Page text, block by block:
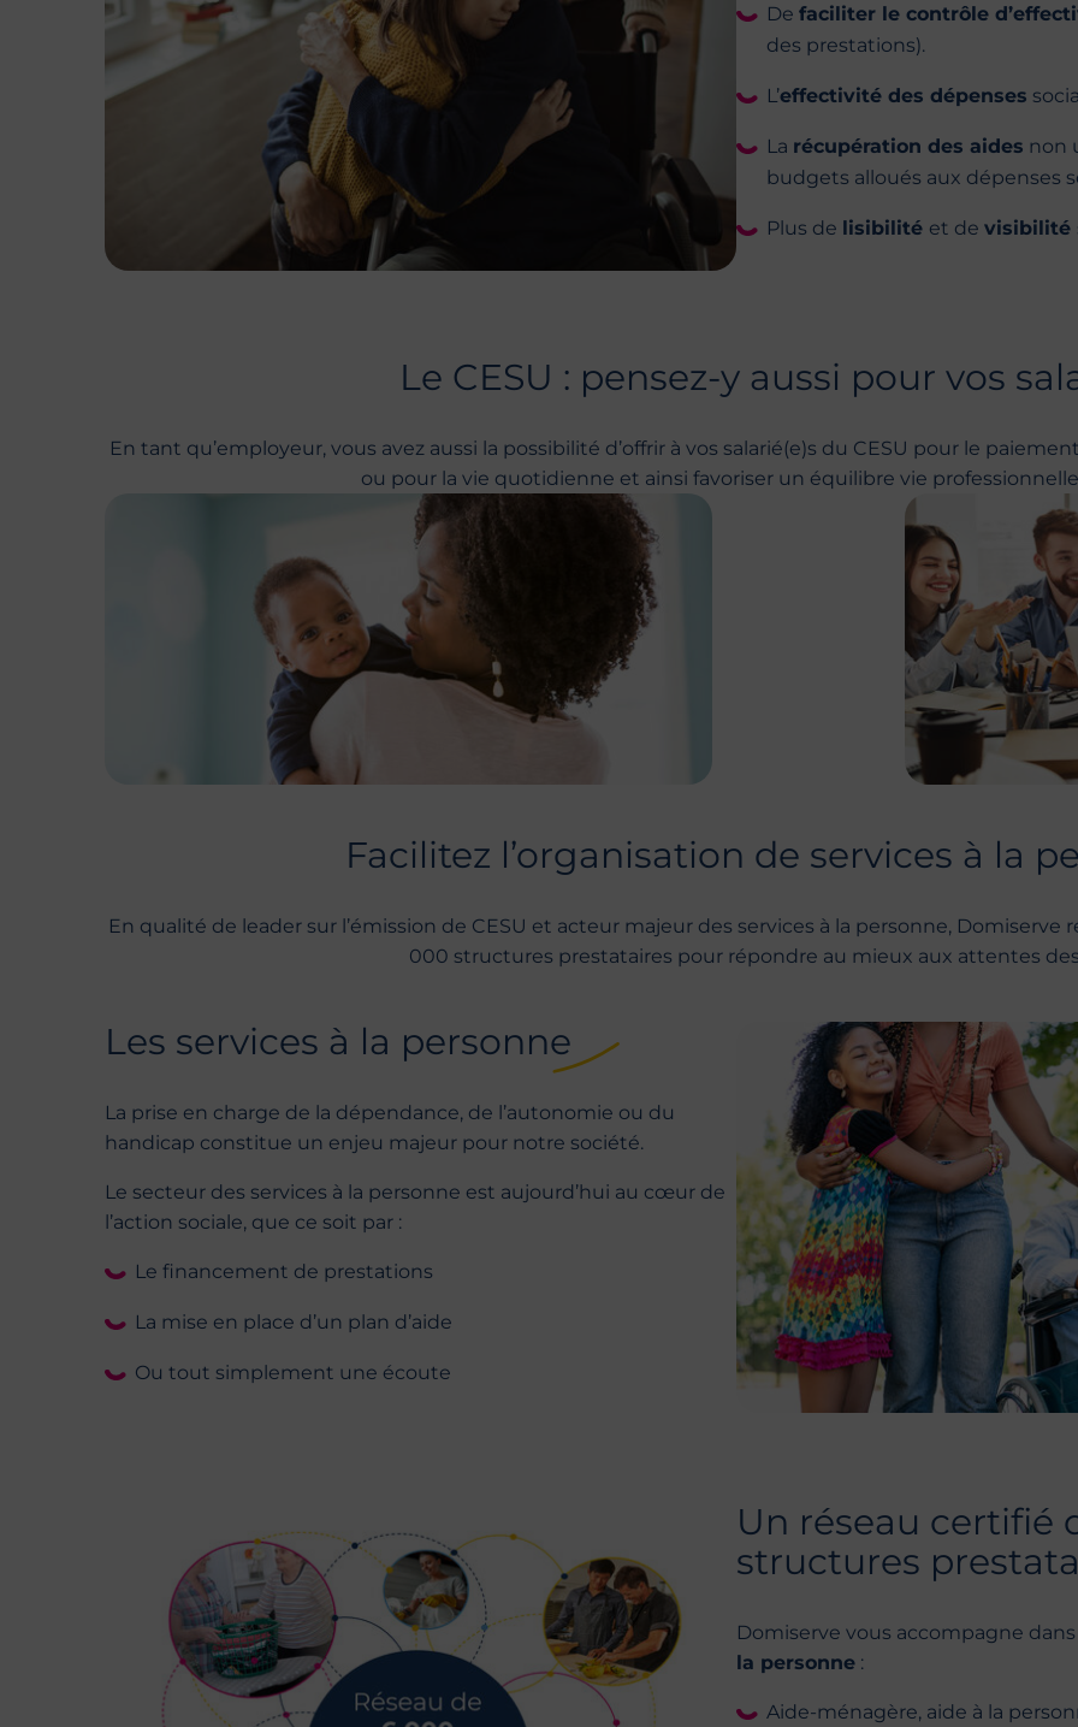
De faciliter le contrôle
des prestations).
L’effectivité des dépenses
La récupération des aides non
budgets alloués aux dépenses
Plus de lisibilité et de visibilité
Le CESU : pensez-y aussi pour vos
En tant qu’employeur, vous avez aussi la possibilité d’offrir à vos salarié(e)s du CESU pour le
ou pour la vie quotidienne et ainsi favoriser un équilibre vie
Facilitez l’organisation de services à la
En qualité de leader sur l’émission de CESU et acteur majeur des services à la personne, Domiserve
000 structures prestataires pour répondre au mieux aux attentes
Les services à la personne
La prise en charge de la dépendance, de l’autonomie ou du
handicap constitue un enjeu majeur pour notre société.
Le secteur des services à la personne est aujourd’hui au cœur de
l’action sociale, que ce soit par :
Le financement de prestations
La mise en place d’un plan d’aide
Ou tout simplement une écoute
Un réseau certifié
structures
Domiserve vous accompagne
la personne :
Aide-ménagère, aide à la